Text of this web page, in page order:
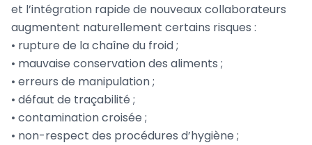
et l’intégration rapide de nouveaux collaborateurs
augmentent naturellement certains risques :
• rupture de la chaîne du froid ;
• mauvaise conservation des aliments ;
• erreurs de manipulation ;
• défaut de traçabilité ;
• contamination croisée ;
• non-respect des procédures d’hygiène ;